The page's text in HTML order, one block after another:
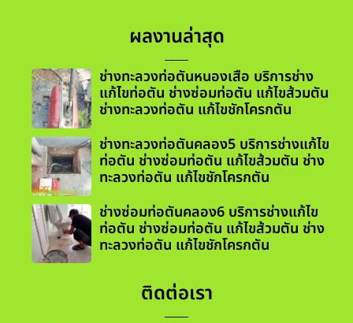
ผลงานล่าสุด
ช่างทะลวงท่อตันหนองเสือ บริการช่าง
แก้ไขท่อตัน ช่างซ่อมท่อตัน แก้ไขส้วมตัน
ช่างทะลวงท่อตัน แก้ไขชักโครกตัน
ช่างทะลวงท่อตันคลอง5 บริการช่างแก้ไข
ท่อตัน ช่างซ่อมท่อตัน แก้ไขส้วมตัน ช่าง
ทะลวงท่อตัน แก้ไขชักโครกตัน
ช่างซ่อมท่อตันคลอง6 บริการช่างแก้ไข
ท่อตัน ช่างซ่อมท่อตัน แก้ไขส้วมตัน ช่าง
ทะลวงท่อตัน แก้ไขชักโครกตัน
ติดต่อเรา